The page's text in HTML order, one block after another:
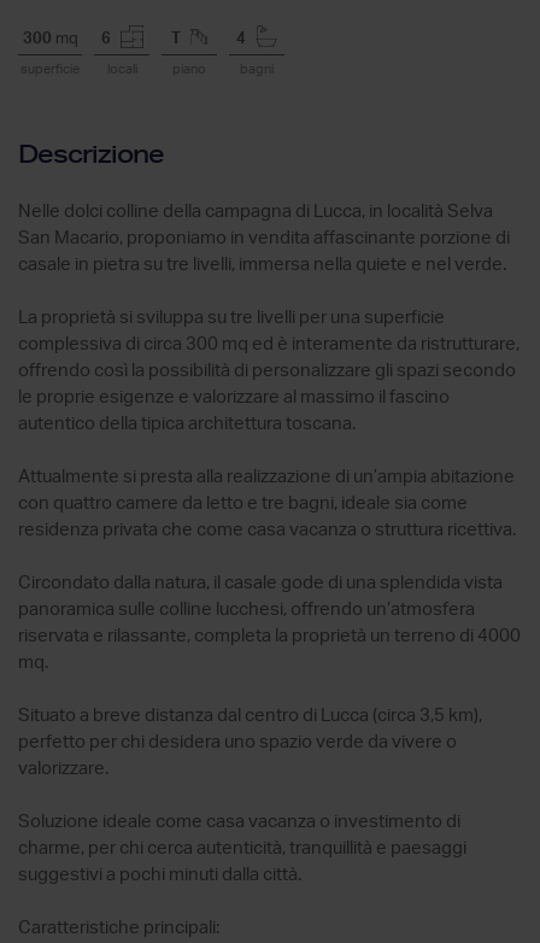
300 mq
superficie
6
locali piano
4
bagni
Descrizione
Nelle dolci colline della campagna di Lucca, in località Selva
San Macario, proponiamo in vendita affascinante porzione di
casale in pietra su tre livelli, immersa nella quiete e nel verde.
La proprietà si sviluppa su tre livelli per una superficie
complessiva di circa 300 mq ed è interamente da ristrutturare,
offrendo così la possibilità di personalizzare gli spazi secondo
le proprie esigenze e valorizzare al massimo il fascino
autentico della tipica architettura toscana.
Attualmente si presta alla realizzazione di un’ampia abitazione
con quattro camere da letto e tre bagni, ideale sia come
residenza privata che come casa vacanza o struttura ricettiva.
Circondato dalla natura, il casale gode di una splendida vista
panoramica sulle colline lucchesi, offrendo un’atmosfera
riservata e rilassante, completa la proprietà un terreno di 4000
mq.
Situato a breve distanza dal centro di Lucca (circa 3,5 km),
perfetto per chi desidera uno spazio verde da vivere o
valorizzare.
Soluzione ideale come casa vacanza o investimento di
charme, per chi cerca autenticità, tranquillità e paesaggi
suggestivi a pochi minuti dalla città.
Caratteristiche principali: